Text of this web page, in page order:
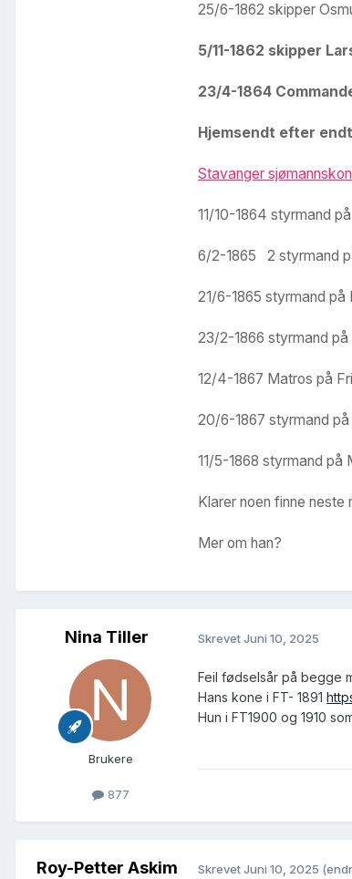
25/6-1862 skipper
5/11-1862 skipper
23/4-1864
Hjemsendt efter
Stavanger
11/10-1864 styrmand
6/2-1865 2 styrmand
21/6-1865 styrmand
23/2-1866 styrmand
12/4-1867 Matros på
20/6-1867 styrmand
11/5-1868 styrmand
Klarer noen finne neste
Mer om han?
Nina Tiller
Brukere
877
SkrevetJuni 10, 2025
Feil fødselsår på begge
Hans kone i FT- 1891
Hun i FT1900 og 1910
Roy-Petter Askim SkrevetJuni 10, 2025